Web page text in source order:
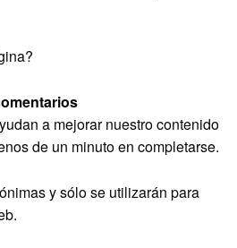
a mejorar nuestro contenido
de un minuto en completarse.
y sólo se utilizarán para